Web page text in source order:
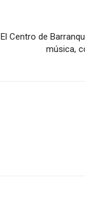
El Centro de
música,